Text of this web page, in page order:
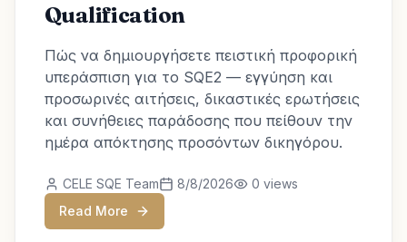
Qualification
Πώς να δημιουργήσετε πειστική προφορική
υπεράσπιση για το SQE2 — εγγύηση και
προσωρινές αιτήσεις, δικαστικές ερωτήσεις
και συνήθειες παράδοσης που πείθουν την
ημέρα απόκτησης προσόντων δικηγόρου.
CELE SQE Team 8/8/2026 0 views
Read More